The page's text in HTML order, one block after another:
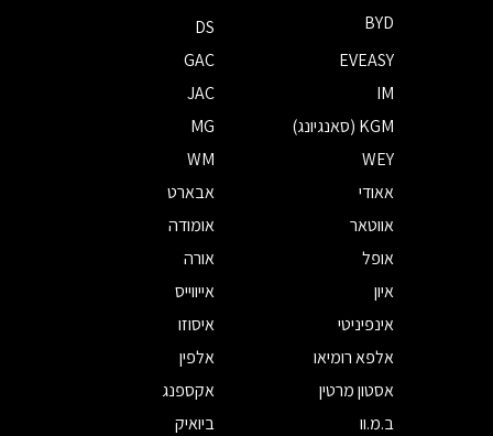
BYD
DS
EVEASY
GAC
IM
JAC
KGM (סאנגיונג)
MG
WEY
WM
אאודי
אבארט
אווטאר
אומודה
אופל
אורה
איון
אייווייס
אינפיניטי
איסוזו
אלפא רומיאו
אלפין
אסטון מרטין
אקספנג
ב.מ.וו
ביואיק